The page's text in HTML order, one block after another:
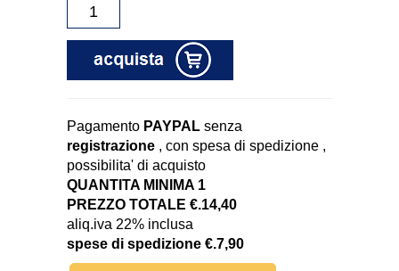
Pagamento PAYPAL senza
registrazione , con spesa di spedizione ,
possibilita' di acquisto
QUANTITA MINIMA 1
PREZZO TOTALE €.14,40
aliq.iva 22% inclusa
spese di spedizione €.7,90